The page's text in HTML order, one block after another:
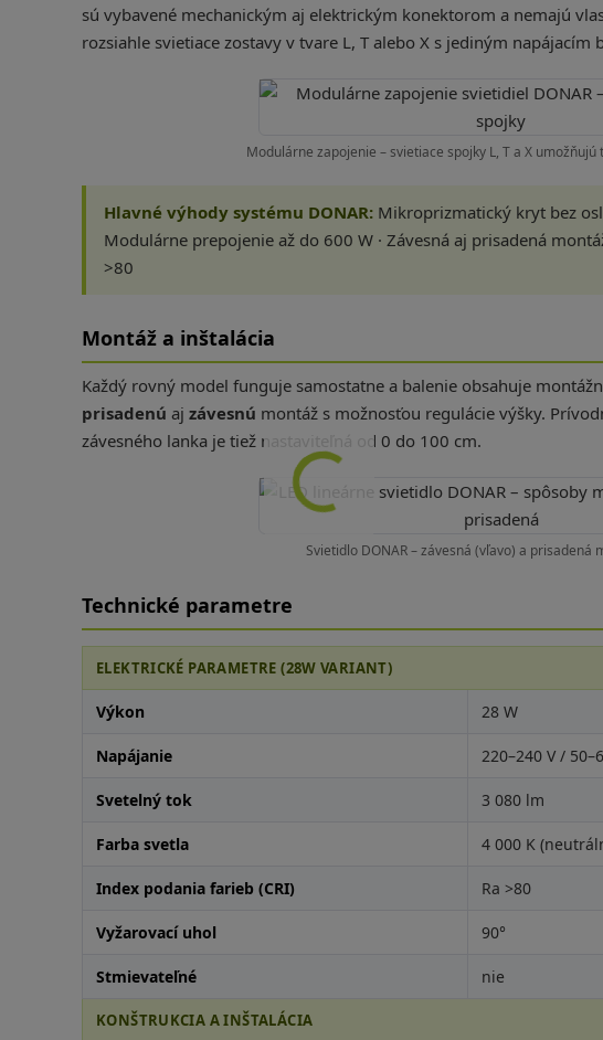
sú vybavené mechanickým aj elektrickým konektorom a nemajú
rozsiahle svietiace zostavy v tvare L, T alebo X s jediným napájacím
Modulárne zapojenie – svietiace spojky L, T a X
Hlavné výhody systému DONAR:Mikroprizmatický kryt bez
Modulárne prepojenie až do 600 W · Závesná aj prisadená
>80
Montáž a inštalácia
Každý rovný model funguje samostatne a balenie obsahuje
prisadenú aj závesnú montáž s možnosťou regulácie výšky.
závesného lanka je tiež nastaviteľná od 0 do 100 cm.
Svietidlo DONAR – závesná (vľavo) a prisadená
Technické parametre
ELEKTRICKÉ PARAMETRE (28W VARIANT)
Výkon 28 W
Napájanie 220–240 V /
Svetelný tok 3 080 lm
Farba svetla 4 000 K
Index podania farieb (CRI) Ra >80
Vyžarovací uhol 90°
Stmievateľné nie
KONŠTRUKCIA A INŠTALÁCIA